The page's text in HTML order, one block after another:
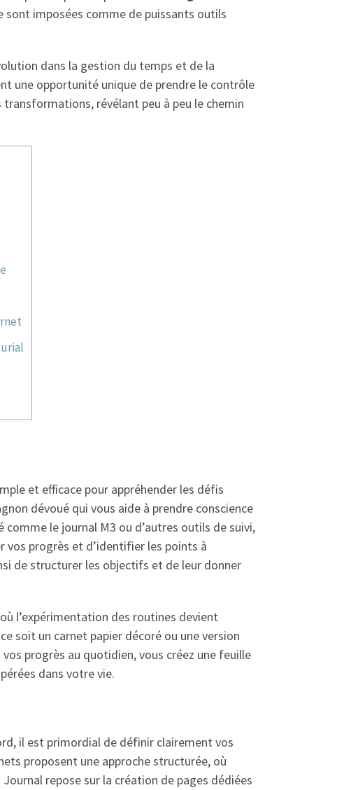
sont imposées comme de puissants outils
dans la gestion du temps et de la
une opportunité unique de prendre le contrôle
révélant peu à peu le chemin
et efficace pour appréhender les défis
dévoué qui vous aide à prendre conscience
comme le journal M3 ou d’autres outils de suivi,
vos progrès et d’identifier les points à
de structurer les objectifs et de leur donner
l’expérimentation des routines devient
soit un carnet papier décoré ou une version
progrès au quotidien, vous créez une feuille
dans votre vie.
il est primordial de définir clairement vos
proposent une approche structurée, où
repose sur la création de pages dédiées